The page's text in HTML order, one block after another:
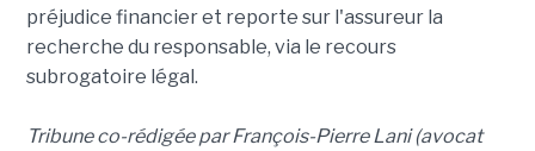
préjudice financier et reporte sur l'assureur la
recherche du responsable, via le recours
subrogatoire légal.
Tribune co-rédigée par François-Pierre Lani (avocat